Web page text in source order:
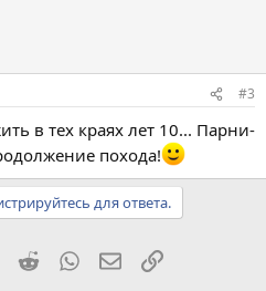
#3
в тех краях лет 10... Парни-
похода!
для ответа.
RedditWhatsAppЭлектронная
Ссылка